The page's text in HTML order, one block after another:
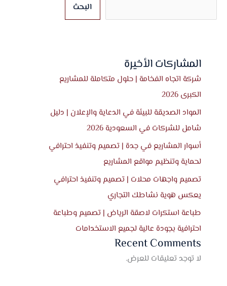
البحث
المشاركات الأخيرة
شركة اتجاه الفخامة | حلول متكاملة للمشاريع
الكبرى 2026
المواد الصديقة للبيئة في الدعاية والإعلان | دليل
شامل للشركات في السعودية 2026
أسوار المشاريع في جدة | تصميم وتنفيذ احترافي
لحماية وتنظيم مواقع المشاريع
تصميم واجهات محلات | تصميم وتنفيذ احترافي
يعكس هوية نشاطك التجاري
طباعة استكرات لاصقة الرياض | تصميم وطباعة
احترافية بجودة عالية لجميع الاستخدامات
Recent Comments
لا توجد تعليقات للعرض.